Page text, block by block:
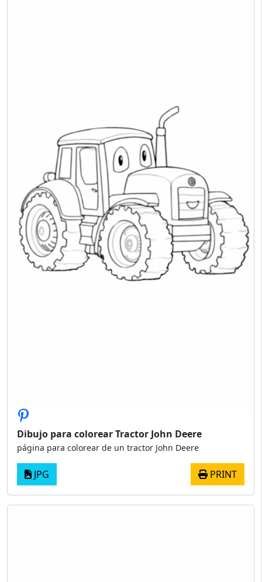
Dibujo para colorear Tractor John Deere
página para colorear de un tractor John Deere
JPG PRINT